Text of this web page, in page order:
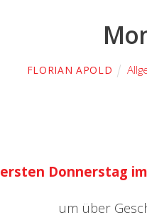
FLORIAN APOLD
ersten Donnerstag
um über